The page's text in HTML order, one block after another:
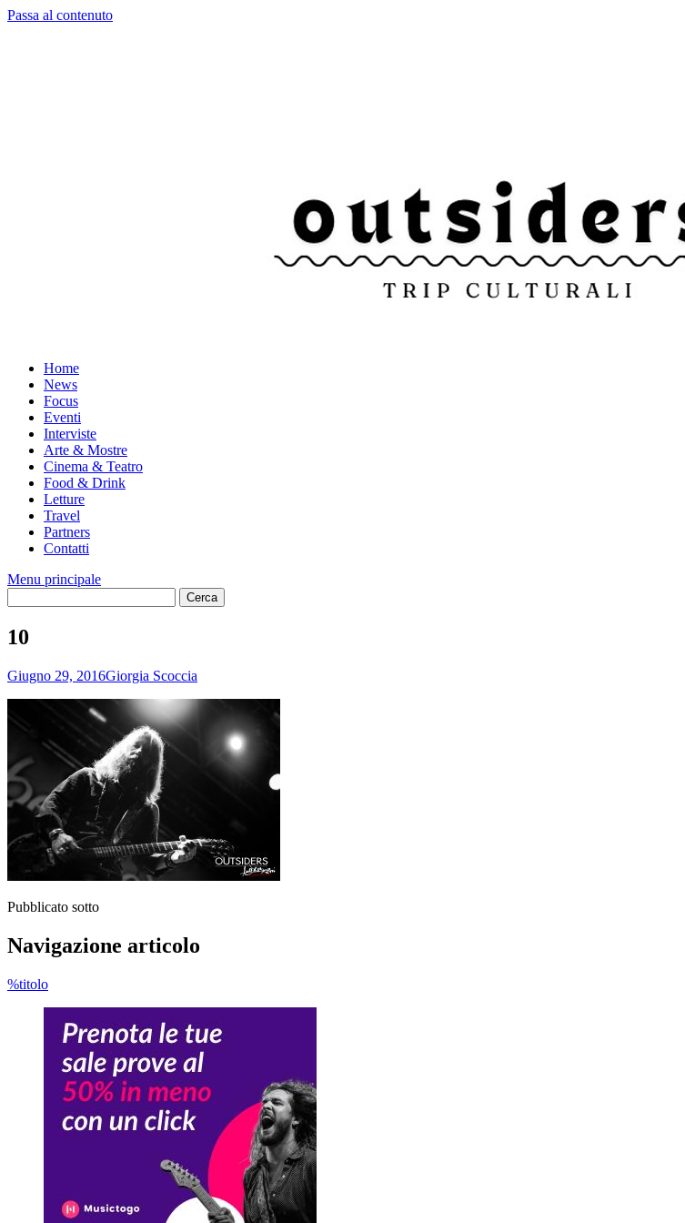
Passa al contenuto
Home
News
Focus
Eventi
Interviste
Arte & Mostre
Cinema & Teatro
Food & Drink
Letture
Travel
Partners
Contatti
Menu principale
10
Giugno 29, 2016Giorgia Scoccia
Pubblicato sotto
Navigazione articolo
%titolo